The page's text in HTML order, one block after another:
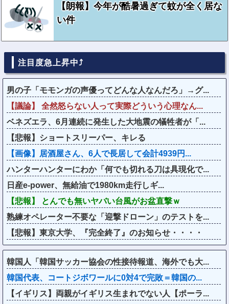
【朗報】今年が酷暑過ぎて蚊が全く居な
い件
注目度急上昇中⤴
男の子「モモンガの声優ってどんな人なんだろ」→グ...
【議論】 全然怒らない人って実際どういう心理なん...
ベネズエラ、6月連続に発生した大地震の犠牲者が「...
【悲報】ショートスリーパー、キレる
【画像】居酒屋さん、6人で長居して会計4939円...
ハンターハンターにわか「何でも切れる刀は具現化で...
日産e-power、無給油で1980km走行しギ...
【悲報】 とんでも無いヤバい台風がお盆直撃ｗ
熟練オペレーター不要な「迎撃ドローン」のテストを...
【悲報】東京大学、『完全終了』のお知らせ・・・・
韓国人「韓国サッカー協会の性接待報道、海外でも大...
韓国代表、コートジボワールに0対4で完敗＝韓国の...
【イギリス】両親がイギリス生まれでない人【ポーラ...